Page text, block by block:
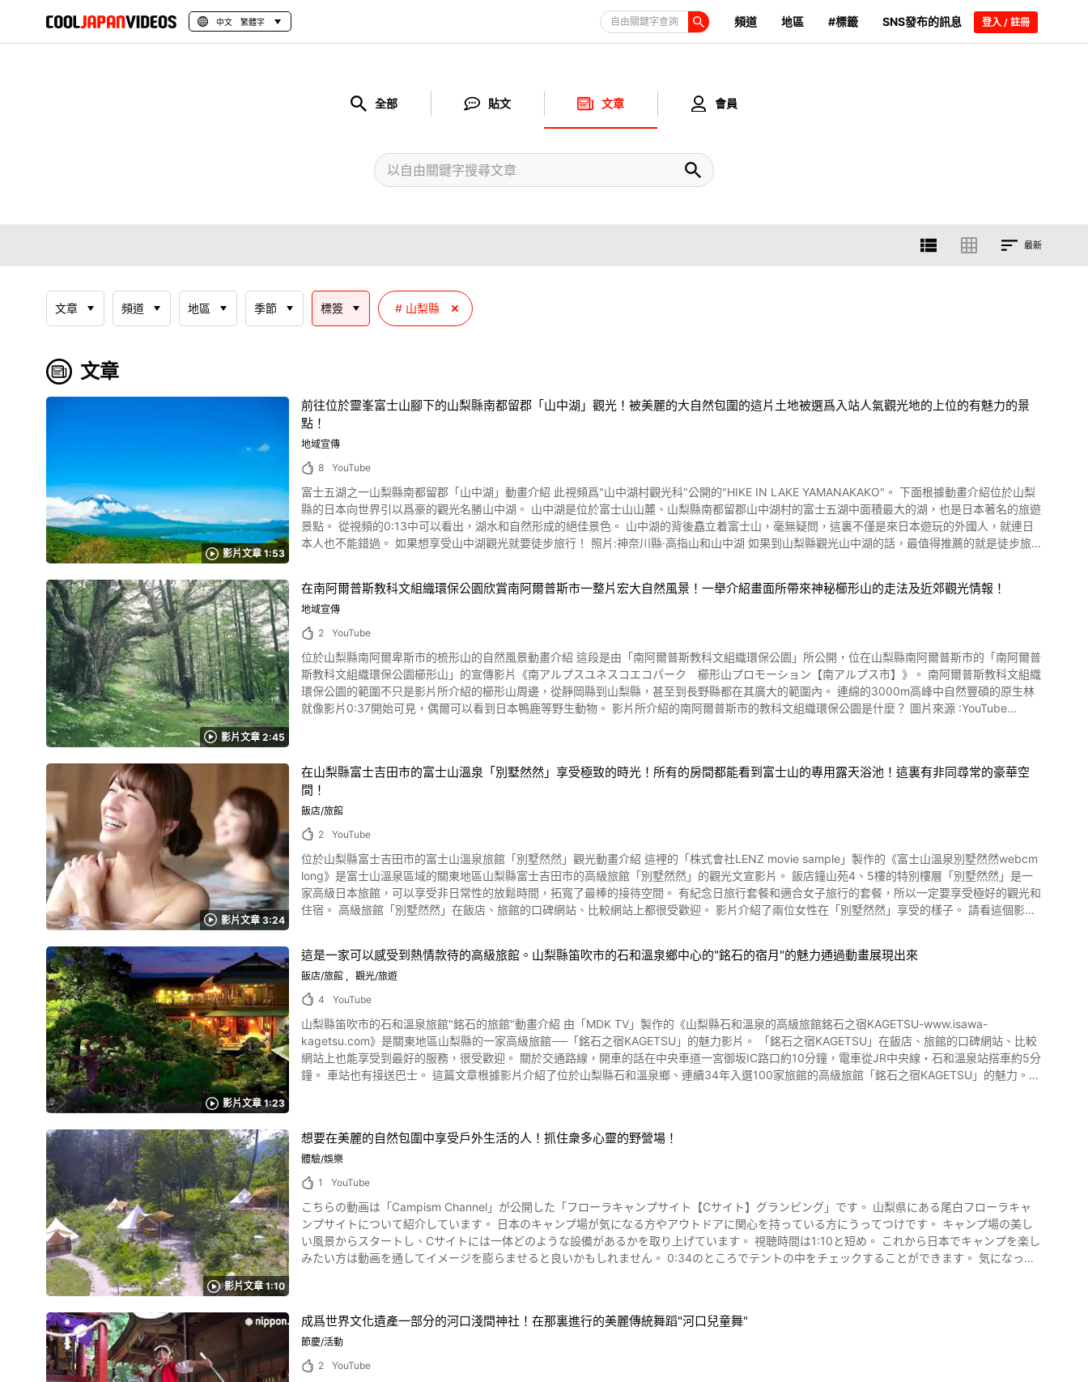
中文 繁體字 自由關鍵字查詢 頻道 地區 #標籤 SNS發布的訊息 登入 / 註冊
全部 貼文 文章 會員
最新
文章 頻道 地區 季節 標簽 山梨縣
文章
影片文章 1:53
前往位於靈峯富士山腳下的山梨縣南都留郡「山中湖」觀光！被美麗的大自然包圍的這片土地被選爲入站人氣觀光地的上位的有魅力的景
點！
地域宣傳
8
YouTube
富士五湖之一山梨縣南都留郡「山中湖」動畫介紹 此視頻爲"山中湖村觀光科"公開的"HIKE IN LAKE YAMANAKAKO"。 下面根據動畫介紹位於山梨
縣的日本向世界引以爲豪的觀光名勝山中湖。 山中湖是位於富士山山麓、山梨縣南都留郡山中湖村的富士五湖中面積最大的湖，也是日本著名的旅遊
景點。 從視頻的0:13中可以看出，湖水和自然形成的絕佳景色。 山中湖的背後矗立着富士山，毫無疑問，這裏不僅是來日本遊玩的外國人，就連日
本人也不能錯過。 如果想享受山中湖觀光就要徒步旅行！ 照片:神奈川縣·高指山和山中湖 如果到山梨縣觀光山中湖的話，最值得推薦的就是徒步旅
不同的優點,通過這次可以看到的視頻也可以看到這些山,請一定要參考視頻,選擇自己喜歡的路線。 如果是第一次來山梨縣觀光的話，推薦能夠看到很
多難得一見的雄偉景色，還有可能看到珍貴的鑽石富士的三國山·全景臺徒步旅行路線。 山中湖推薦觀光景點3選 照片:野營 ①村營山中湖野營場 可
以在山中湖進行野營的村營山中湖野營場。 因爲是帳篷專用露營地，所以沒有農舍，但是也可以在露營地牀上住宿，是可以親身體驗山中湖大自然的
山，是觀光時不能錯過的"當日往返溫泉設施"。 可以緩解因徒步旅行而疲憊的身體,充分享受風景,建議您去一趟。 ③花之都公園 位於山中湖畔的花
之都公園，在山梨縣也是屈指可數的觀光景點。 這裏是可以享受不同季節的花彩的場所，因爲它的美麗，所以是作爲情侶來這裏的推薦景點。 除此
之外,在山中湖周邊地區還可以享受釣公魚等釣魚、在湖畔騎自行車、人氣遊船、滑翔機等活動。 享受菠蘿和吉田烏冬面等當地美食也不錯吧。 山中
湖周邊有很多酒店和旅館，所以推薦住宿旅行。 山中湖觀光信息介紹總結 照片:山梨縣·山中湖畔的秋季風景 介紹了象徵日本山梨縣的山梨縣的旅遊
動、洞穴景點等。 如果通過這次介紹的動畫和這篇報道對山中湖感興趣的話，請一定要去一次山中湖觀光看看。
影片文章 2:45
在南阿爾普斯教科文組織環保公園欣賞南阿爾普斯市一整片宏大自然風景！一舉介紹畫面所帶來神秘櫛形山的走法及近郊觀光情報！
地域宣傳
2
YouTube
位於山梨縣南阿爾卑斯市的梳形山的自然風景動畫介紹 這段是由「南阿爾普斯教科文組織環保公園」所公開，位在山梨縣南阿爾普斯市的「南阿爾普
斯教科文組織環保公園櫛形山」的宣傳影片《南アルプスユネスコエコパーク 櫛形山プロモーション【南アルプス市】》。 南阿爾普斯教科文組織
環保公園的範圍不只是影片所介紹的櫛形山周邊，從靜岡縣到山梨縣，甚至到長野縣都在其廣大的範圍內。 連綿的3000m高峰中自然豐碩的原生林
就像影片0:37開始可見，偶爾可以看到日本鴨鹿等野生動物。 影片所介紹的南阿爾普斯市的教科文組織環保公園是什麼？ 圖片來源 :YouTube
府盆地西側。 由於其跟和櫛造型相似而得名。 山頂標高2052m的櫛形山也受選為日本兩百名山之一。 南阿爾普斯市櫛形山頂峰線連結至唐松岳、裸
山、奧先重及北岳等山峰。 從放眼望去一線天的登山口走進充滿自然的林道的登山路線大為熱門。 櫛形山山腳有在影片1:11處有作介紹，名為菖蒲平
野的溼地可以欣賞到大把大把的菖蒲花造就的美麗自然風景。 櫛形山登山路線及健行路線上也有許多其他當季花卉綻放，走過不忘拍個一張。 南阿
爾普斯市的櫛形山有怎樣的自然風景呢？ 照片：伊奈湖 南阿爾普斯市地區還有御勅使南公園、大樺澤雪溪、縣民之森南伊奈湖及環保公園伊奈湖等
其他景點。 另外也記得去看看中込農園及「山波之湯」吧。 各地還有機會舉辦活動或行程，推薦先確認相關情報喔。 南阿爾普斯櫛形山介紹動畫統
整 南阿爾普斯教科文組織環保公園有許多如影片介紹一樣的神祕自然絕景。 在出發前往自然豐碩的南阿爾普斯市前，記得先在登山紀錄網站
「YAMAREKO」確認天氣、登山口處、最短路線詳細情報及停車場情報喔。 【官方網站首頁】南阿爾普斯教科文組織環保公園官方網站
https://www-minami--alps--br-org.translate.goog/?_x_tr_sl=ja&_x_tr_tl=zh-TW&_x_tr_hl=ja
影片文章 3:24
在山梨縣富士吉田市的富士山溫泉「別墅然然」享受極致的時光！所有的房間都能看到富士山的專用露天浴池！這裏有非同尋常的豪華空
間！
飯店/旅館
2
YouTube
位於山梨縣富士吉田市的富士山溫泉旅館「別墅然然」觀光動畫介紹 這裡的「株式會社LENZ movie sample」製作的《富士山溫泉別墅然然webcm
long》是富士山溫泉區域的關東地區山梨縣富士吉田市的高級旅館「別墅然然」的觀光文宣影片。 飯店鐘山苑4、5樓的特別樓層「別墅然然」是一
家高級日本旅館，可以享受非日常性的放鬆時間，拓寬了最棒的接待空間。 有紀念日旅行套餐和適合女子旅行的套餐，所以一定要享受極好的觀光和
住宿。 高級旅館「別墅然然」在飯店、旅館的口碑網站、比較網站上都很受歡迎。 影片介紹了兩位女性在「別墅然然」享受的樣子。 請看這個影
館「別墅然然」溫泉介紹 圖片來源 :YouTube screenshot 使用富士山溫泉旅館「別墅然然」的客人，可以使用飯店鐘山苑的大浴場。 泉質為鈣、
鈉、硫酸鹽泉，功效是高血壓、動脈硬化、外傷、燒傷、慢性關節風濕、神經痛、肌肉痛、關節痛、五十肩、運動麻痺、關節僵硬、扇、挫傷、慢性
消化器病、痔瘡疾、寒症、特應性皮炎、病後康復、疲勞恢復、健康增進等各式各樣的事情。 飯店鐘山苑也有當天往返的午餐和入浴休息計畫。 富
和早餐中，推薦搭配日本酒和葡萄酒。 關於富士山溫泉旅館「別墅然然」的館內設施和生活方式 圖片來源 :YouTube screenshot 從影片0:55開始介
紹的旅館「別墅然然」的專用酒廊、俱樂部酒廊，可以一邊欣賞Instagram上富士山的絕景，一邊吃小吃和飲料。 在享受天然溫泉之後，推薦穿著浴
衣去日本庭園散步。 這個從影片的2:57開始可以看。 另外，從影片2:34介紹的SASA限定美容選單也一定要試試看。 在「別墅然然」，備有精美的
禮品。 富士山溫泉旅館「別墅然然」周邊景點介紹 照片：雲霄飛車 在別墅然然的山梨縣富士吉田市，有很多受歡迎的觀光景點和名勝。 人氣主題公
斯樂園」、落差約150公尺的「白線瀑布」、供奉富士太神的「不二阿祖山太神宮」、能量景點「新屋山神社」等。 還有人氣的當地美食「吉田烏龍
麵」和「餺飥」。 在拜訪別墅然然的時候，也去一下這些景點怎麼樣。 富士山溫泉旅館「別墅然然」的觀光介紹影片總結 如果住在富士山溫泉旅館
「別墅然然」，就可以享受影片中介紹的極佳時光。 想享受山梨縣觀光、想享受旅館日式料理的人、想享受日本旅館特別住宿的人，請務必在官網上
確認住宿費等，預約富士山溫泉旅館「別墅然然」的房間。 ◆富士山溫泉別墅然然設施概要介紹◆ 【地址】山梨縣富士吉田市上吉田6283 【交通
路線】富士急行線「富士山站」有免費接送服務 【停車場】有（免費） 【電話號碼】05555-30-033 【Tripadvisor】富士山溫泉別墅然然
https://www.tripadvisor.com.tw/Hotel_Review-g681223-d8333269-Reviews-Fujisan_Onsen_Bessho_Sasa-
Fujiyoshida_Yamanashi_Prefecture_Koshinetsu_Chubu.html
影片文章 1:23
這是一家可以感受到熱情款待的高級旅館。山梨縣笛吹市的石和溫泉鄉中心的"銘石的宿月"的魅力通過動畫展現出來
飯店/旅館
觀光/旅遊
4
YouTube
山梨縣笛吹市的石和溫泉旅館"銘石的旅館"動畫介紹 由「MDK TV」製作的《山梨縣石和溫泉的高級旅館銘石之宿KAGETSU-www.isawa-
kagetsu.com》是關東地區山梨縣的一家高級旅館──「銘石之宿KAGETSU」的魅力影片。 「銘石之宿KAGETSU」在飯店、旅館的口碑網站、比較
網站上也能享受到最好的服務，很受歡迎。 關於交通路線，開車的話在中央車道一宮御坂IC路口約10分鐘，電車從JR中央線・石和溫泉站搭車約5分
鐘。 車站也有接送巴士。 這篇文章根據影片介紹了位於山梨縣石和溫泉鄉、連續34年入選100家旅館的高級旅館「銘石之宿KAGETSU」的魅力。
色。 在5000坪的用地內，花了數十年的歲月，用從全國各地收集來的石頭堆積而成的「築山」和一流的造園技術完成了。 純和風的美麗庭園應該能
治癒心靈。 在庭院裡，可以看到悠然自得地游泳的錦鯉。 因為是適合Instagram上打卡的景點，所以可以拍紀念照，給錦鯉餵食，度過愉快的時光。
日本庭園，從影片的0:30開始，能看由於無人機的空中攝影的影像。 「銘石之宿KAGETSU」的庭園，過去竟是日本溫泉旅館中第一個使用光雕投影
技術的日本庭園。 現代技術與日本傳統相融合的美麗畫面將在影片0:58中看到。 在山梨縣石和溫泉鄉的銘石之宿KAGETSU館內設施中度過優雅的時
光 圖片來源 :YouTube screenshot 「銘石之宿KAGETSU」裡，有很多能治癒身心的設施。 一邊欣賞KAGETSU的美麗風景，一邊享受24小時溫泉的
大露天溫泉，悠閒地泡溫泉的大浴場，住宿的時候請一定要善加利用。 這個從影片的0:54開始可以看。 想稍微奢侈一點的時候，可以在帶露天溫泉
的客房享受溫泉。 「治癒處 典正」可以接受芳香沙龍和芳香療法美容院。 在享受了溫泉之後，可以在休息處、咖啡廳、麻將室、卡拉OK等「club
石」悠閒地休息。 庭院裡還有花園游泳池，可以感受到度假的氛圍。 可以在小賣部購買甲州印傳、桔梗信玄餅、甲州葡萄酒等，作為特產的話，收
麗日式房間裡住宿。 KAGETSU的住宿地點分為「中之殿」、「南殿」、「東殿」、「西殿」、「奧之殿」，各自各樣氣氛迥異的房間。 備有拋棄式
備品，可以放心前來。 住宿的話，有適合家庭、情侶等各式各樣的房間，可以選擇自己喜歡的套餐。 住宿預約的住宿費根據季節、房間、計畫、旅
行的而有所不同，行前請確認旅行網站和官方網站。 也有可以享受午餐和溫泉的當日往返套餐。 在山梨縣石和溫泉鄉的「銘石之宿KAGETSU」享受
美食 圖片來源 :YouTube screenshot 山梨縣的高級旅館「銘石之宿KAGETSU」，可以品嚐到懷石料理和季節料理等絕品美食。 在充滿和風的餐廳
影片文章 1:10
想要在美麗的自然包圍中享受戶外生活的人！抓住衆多心靈的野營場！
體驗/娛樂
1
YouTube
こちらの動画は「Campism Channel」が公開した「フローラキャンプサイト【Cサイト】グランピング」です。 山梨県にある尾白フローラキャ
ンプサイトについて紹介しています。 日本のキャンプ場が気になる方やアウトドアに関心を持っている方にうってつけです。 キャンプ場の美し
い風景からスタートし、Cサイトには一体どのような設備があるかを取り上げています。 視聴時間は1:10と短め。 これから日本でキャンプを楽し
みたい方は動画を通してイメージを膨らませると良いかもしれません。 0:34のところでテントの中をチェックすることができます。 気になった
成爲世界文化遺產一部分的河口淺間神社！在那裏進行的美麗傳統舞蹈"河口兒童舞"
節慶/活動
2
YouTube